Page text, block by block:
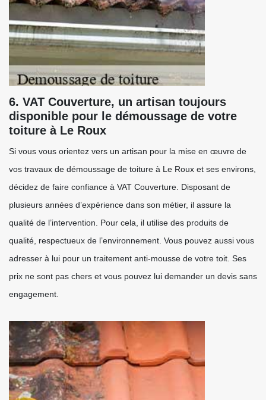
6. VAT Couverture, un artisan toujours
disponible pour le démoussage de votre
toiture à Le Roux
Si vous vous orientez vers un artisan pour la mise en œuvre de
vos travaux de démoussage de toiture à Le Roux et ses environs,
décidez de faire confiance à VAT Couverture. Disposant de
plusieurs années d’expérience dans son métier, il assure la
qualité de l’intervention. Pour cela, il utilise des produits de
qualité, respectueux de l’environnement. Vous pouvez aussi vous
adresser à lui pour un traitement anti-mousse de votre toit. Ses
prix ne sont pas chers et vous pouvez lui demander un devis sans
engagement.